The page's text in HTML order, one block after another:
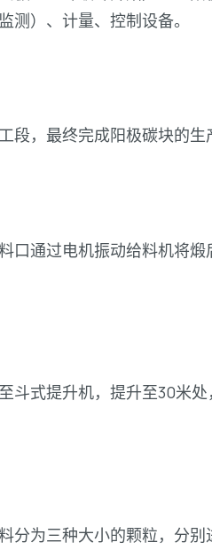
）、计量、控制设备。
，最终完成阳极碳块的生
通过电机振动给料机将
式提升机，提升至30米
为三种大小的颗粒，分